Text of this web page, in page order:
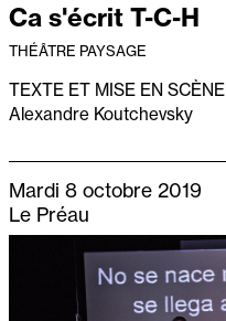
Ca s'écrit T-C-H
THÉÂTRE PAYSAGE
TEXTE ET MISE EN SCÈNE
Alexandre Koutchevsky
Mardi 8 octobre 2019
Le Préau